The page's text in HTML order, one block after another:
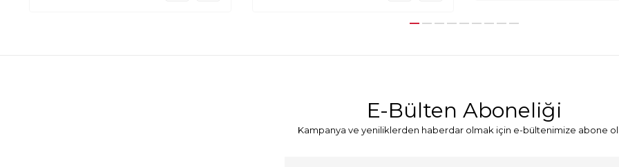
E-Bülten Aboneliği
Kampanya ve yeniliklerden haberdar olmak için e-bültenimize abone